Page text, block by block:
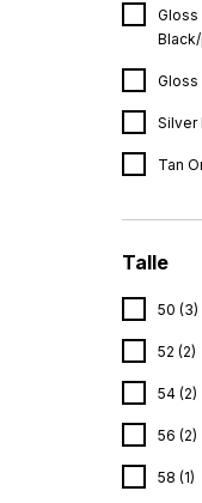
Gloss
Gloss
Silver
Tan
Talle
50 (3)
52 (2)
54 (2)
56 (2)
58 (1)